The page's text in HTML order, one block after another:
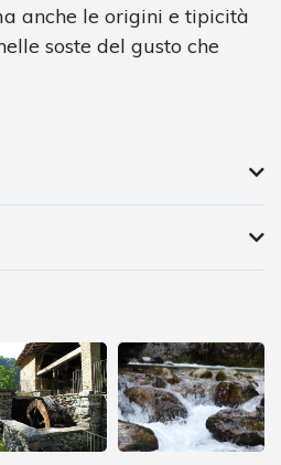
anche le origini e tipicità
soste del gusto che